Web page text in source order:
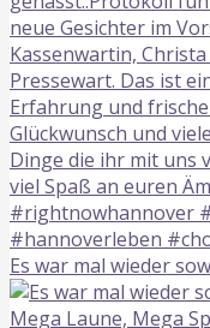
Es war mal wieder